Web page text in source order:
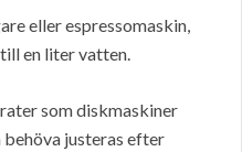
eller espressomaskin,
en liter vatten.
som diskmaskiner
justeras efter